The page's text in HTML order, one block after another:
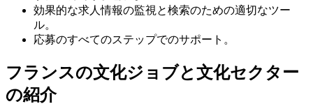
効果的な求人情報の監視と検索のための適切なツー
ル。
応募のすべてのステップでのサポート。
フランスの文化ジョブと文化セクター
の紹介